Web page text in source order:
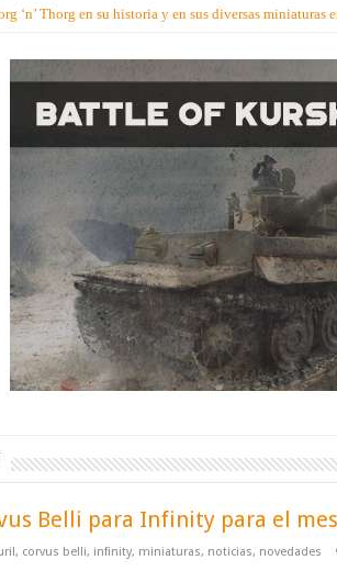
‘n’ Thorg en su historia y en sus diversas miniaturas
Belli para Infinity para el
, corvus belli, infinity, miniaturas, noticias, novedades